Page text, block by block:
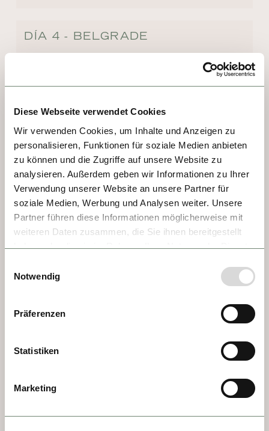
Diese Webseite verwendet Cookies
Wir verwenden Cookies, um Inhalte und Anzeigen zu
personalisieren, Funktionen für soziale Medien anbieten
zu können und die Zugriffe auf unsere Website zu
analysieren. Außerdem geben wir Informationen zu Ihrer
Verwendung unserer Website an unsere Partner für
soziale Medien, Werbung und Analysen weiter. Unsere
Partner führen diese Informationen möglicherweise mit
weiteren Daten zusammen, die Sie ihnen bereitgestellt
haben oder die sie im Rahmen Ihrer Nutzung der Dienste
Notwendig
Präferenzen
Statistiken
Marketing
DÍA 4 - BELGRADE
La actual capital de Serbia ha tenido un
conflictos, hoy su emblema es la fortaleza
sobre los ríos Danubio y Sava. Hay mucho
por descubrir, como el único baño turco
conservado de principios del siglo XIX y el
Museo Nacional. Su rica mezcla cultural
también se refleja en la gastronomía, con
platos influenciados por las cocinas turca y
húngara, y repostería con toques austriaco-
bohemios. ¡Un verdadero placer para los